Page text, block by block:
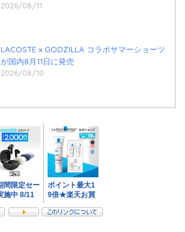
2026/08/11
LACOSTE x GODZILLA コラボサマーショーツ
が国内8月11日に発売
2026/08/10